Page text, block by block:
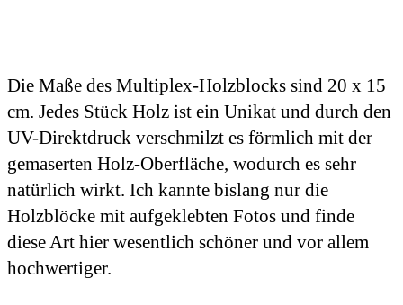
Die Maße des Multiplex-Holzblocks sind 20 x 15
cm. Jedes Stück Holz ist ein Unikat und durch den
UV-Direktdruck verschmilzt es förmlich mit der
gemaserten Holz-Oberfläche, wodurch es sehr
natürlich wirkt. Ich kannte bislang nur die
Holzblöcke mit aufgeklebten Fotos und finde
diese Art hier wesentlich schöner und vor allem
hochwertiger.